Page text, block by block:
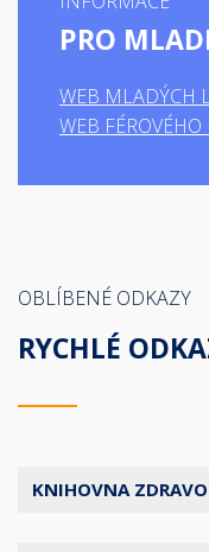
PRO
WEB MLADÝCH
WEB FÉROVÉHO
OBLÍBENÉ ODKAZY
RYCHLÉ
KNIHOVNA